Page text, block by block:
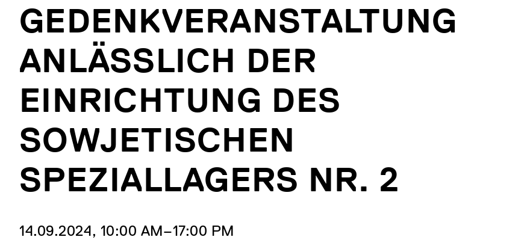
GEDENKVERANSTALTUNG
ANLÄSSLICH DER
EINRICHTUNG DES
SOWJETISCHEN
SPEZIALLAGERS NR. 2
14.09.2024, 10:00 AM‒17:00 PM